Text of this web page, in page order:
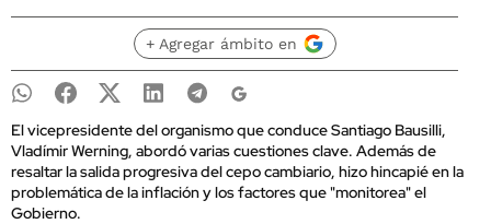
+ Agregar ámbito en
El vicepresidente del organismo que conduce Santiago Bausilli,
Vladímir Werning, abordó varias cuestiones clave. Además de
resaltar la salida progresiva del cepo cambiario, hizo hincapié en la
problemática de la inflación y los factores que "monitorea" el
Gobierno.